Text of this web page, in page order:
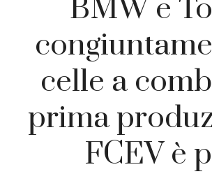
BMW e
celle a
prima
FCEV è